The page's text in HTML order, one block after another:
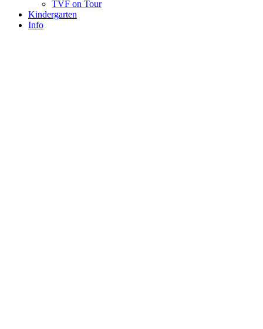
TVF on Tour
Kindergarten
Info